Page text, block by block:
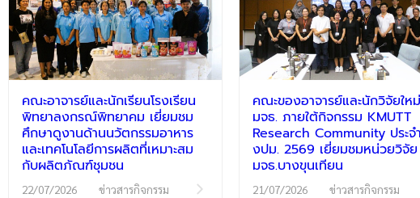
คณะอาจารย์และนักเรียนโรงเรียน
พิทยาลงกรณ์พิทยาคม เยี่ยมชม
ศึกษาดูงานด้านนวัตกรรมอาหาร
และเทคโนโลยีการผลิตที่เหมาะสม
กับผลิตภัณฑ์ชุมชน
22/07/2026 ข่าวสารกิจกรรม
คณะของอาจารย์และนักวิจัยใหม่
มจธ. ภายใต้กิจกรรม KMUTT
Research Community ประจ
งปม. 2569 เยี่ยมชมหน่วยวิจัย
มจธ.บางขุนเทียน
21/07/2026 ข่าวสารกิจกรรม